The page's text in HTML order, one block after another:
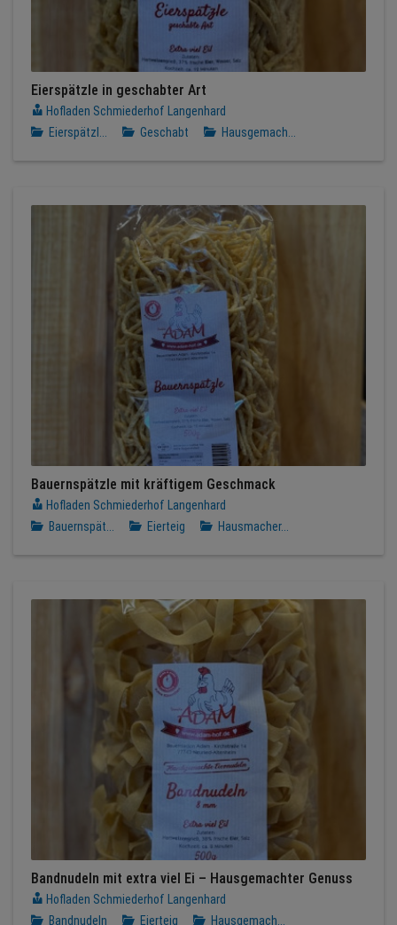
Eierspätzle in geschabter Art
Hofladen Schmiederhof Langenhard
Eierspätzl...
Geschabt Hausgemach...
Bauernspätzle mit kräftigem Geschmack
Hofladen Schmiederhof Langenhard
Bauernspät...
Eierteig Hausmacher...
Bandnudeln mit extra viel Ei – Hausgemachter Genuss
Hofladen Schmiederhof Langenhard
Bandnudeln
Eierteig Hausgemach...